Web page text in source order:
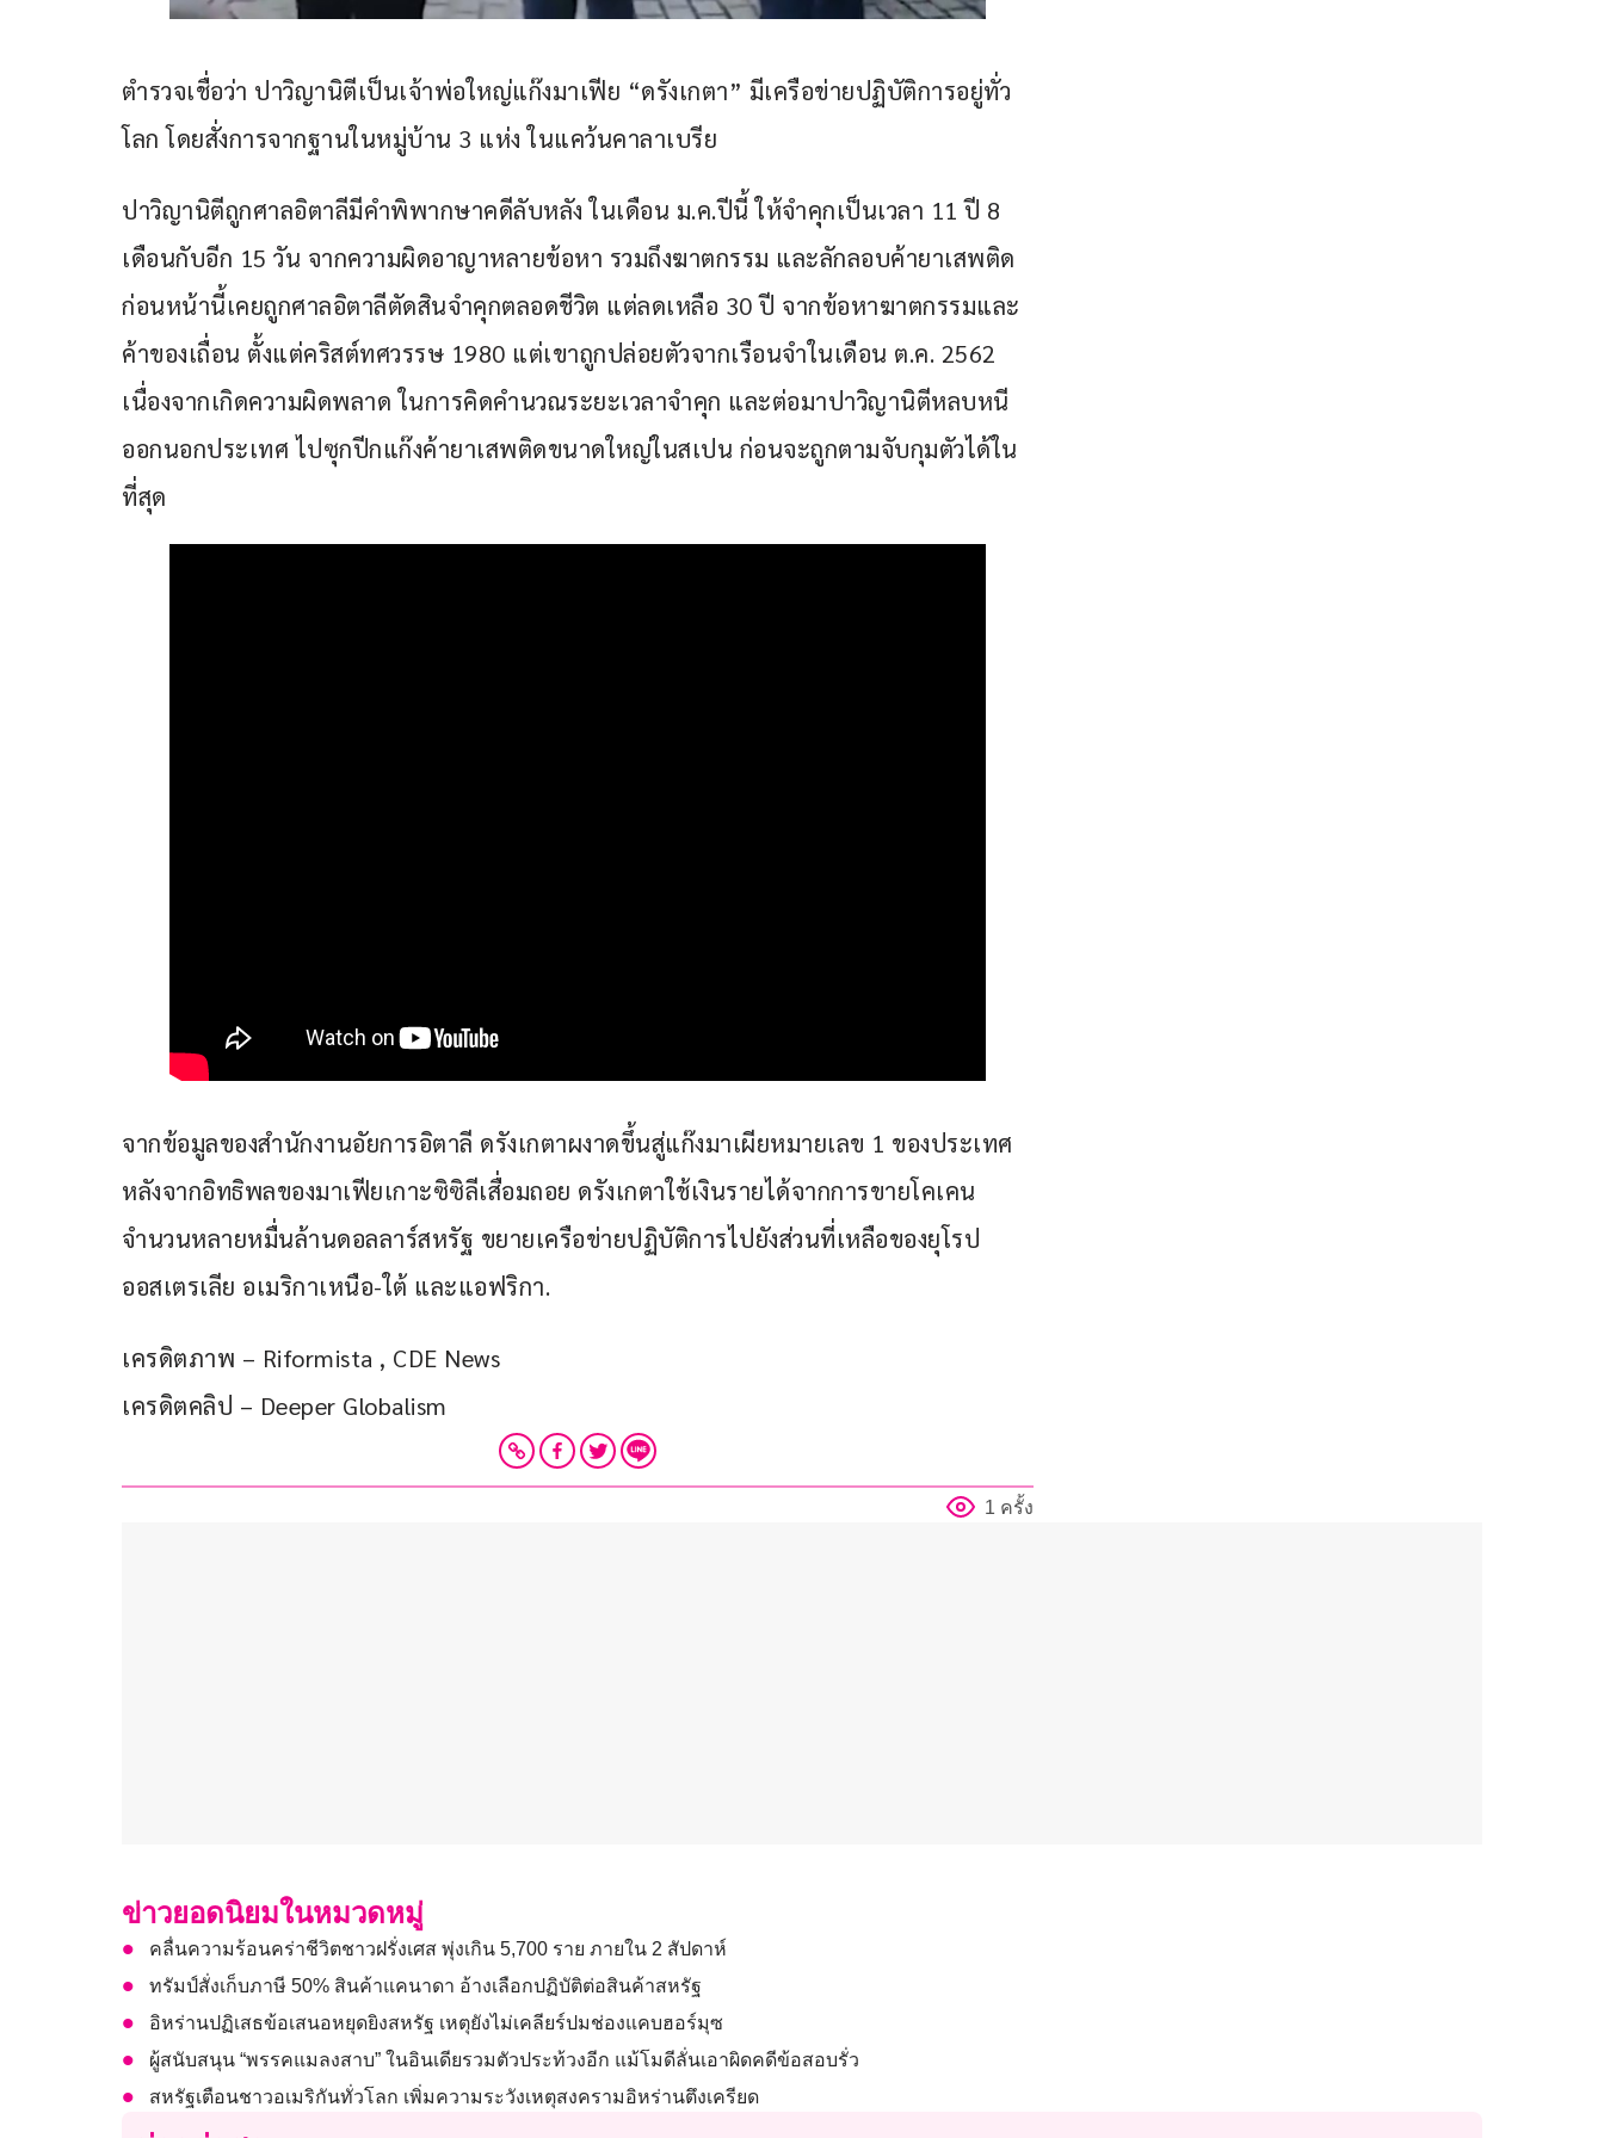
ตำรวจเชื่อว่า ปาวิญานิตีเป็นเจ้าพ่อใหญ่แก๊งมาเฟีย “ดรังเกตา” มีเครือข่ายปฏิบัติการอยู่ทั่ว
โลก โดยสั่งการจากฐานในหมู่บ้าน 3 แห่ง ในแคว้นคาลาเบรีย
ปาวิญานิตีถูกศาลอิตาลีมีคำพิพากษาคดีลับหลัง ในเดือน ม.ค.ปีนี้ ให้จำคุกเป็นเวลา 11 ปี 8
เดือนกับอีก 15 วัน จากความผิดอาญาหลายข้อหา รวมถึงฆาตกรรม และลักลอบค้ายาเสพติด
ก่อนหน้านี้เคยถูกศาลอิตาลีตัดสินจำคุกตลอดชีวิต แต่ลดเหลือ 30 ปี จากข้อหาฆาตกรรมและ
ค้าของเถื่อน ตั้งแต่คริสต์ทศวรรษ 1980 แต่เขาถูกปล่อยตัวจากเรือนจำในเดือน ต.ค. 2562
เนื่องจากเกิดความผิดพลาด ในการคิดคำนวณระยะเวลาจำคุก และต่อมาปาวิญานิตีหลบหนี
ออกนอกประเทศ ไปซุกปีกแก๊งค้ายาเสพติดขนาดใหญ่ในสเปน ก่อนจะถูกตามจับกุมตัวได้ใน
ที่สุด
จากข้อมูลของสำนักงานอัยการอิตาลี ดรังเกตาผงาดขึ้นสู่แก๊งมาเผียหมายเลข 1 ของประเทศ
หลังจากอิทธิพลของมาเฟียเกาะซิซิลีเสื่อมถอย ดรังเกตาใช้เงินรายได้จากการขายโคเคน
จำนวนหลายหมื่นล้านดอลลาร์สหรัฐ ขยายเครือข่ายปฏิบัติการไปยังส่วนที่เหลือของยุโรป
ออสเตรเลีย อเมริกาเหนือ-ใต้ และแอฟริกา.
เครดิตภาพ – Riformista , CDE News
เครดิตคลิป – Deeper Globalism
1 ครั้ง
ข่าวยอดนิยมในหมวดหมู่
คลื่นความร้อนคร่าชีวิตชาวฝรั่งเศส พุ่งเกิน 5,700 ราย ภายใน 2 สัปดาห์
ทรัมป์สั่งเก็บภาษี 50% สินค้าแคนาดา อ้างเลือกปฏิบัติต่อสินค้าสหรัฐ
อิหร่านปฏิเสธข้อเสนอหยุดยิงสหรัฐ เหตุยังไม่เคลียร์ปมช่องแคบฮอร์มุซ
ผู้สนับสนุน “พรรคแมลงสาบ” ในอินเดียรวมตัวประท้วงอีก แม้โมดีลั่นเอาผิดคดีข้อสอบรั่ว
สหรัฐเตือนชาวอเมริกันทั่วโลก เพิ่มความระวังเหตุสงครามอิหร่านตึงเครียด